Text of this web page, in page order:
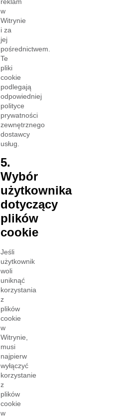
w
Witrynie
i za
jej
pośrednictwem.
Te
pliki
cookie
podlegają
odpowiedniej
polityce
prywatności
zewnętrznego
dostawcy
usług.
5.
Wybór
użytkownika
dotyczący
plików
cookie
Jeśli
użytkownik
woli
uniknąć
korzystania
z
plików
cookie
w
Witrynie,
musi
najpierw
wyłączyć
korzystanie
z
plików
cookie
w